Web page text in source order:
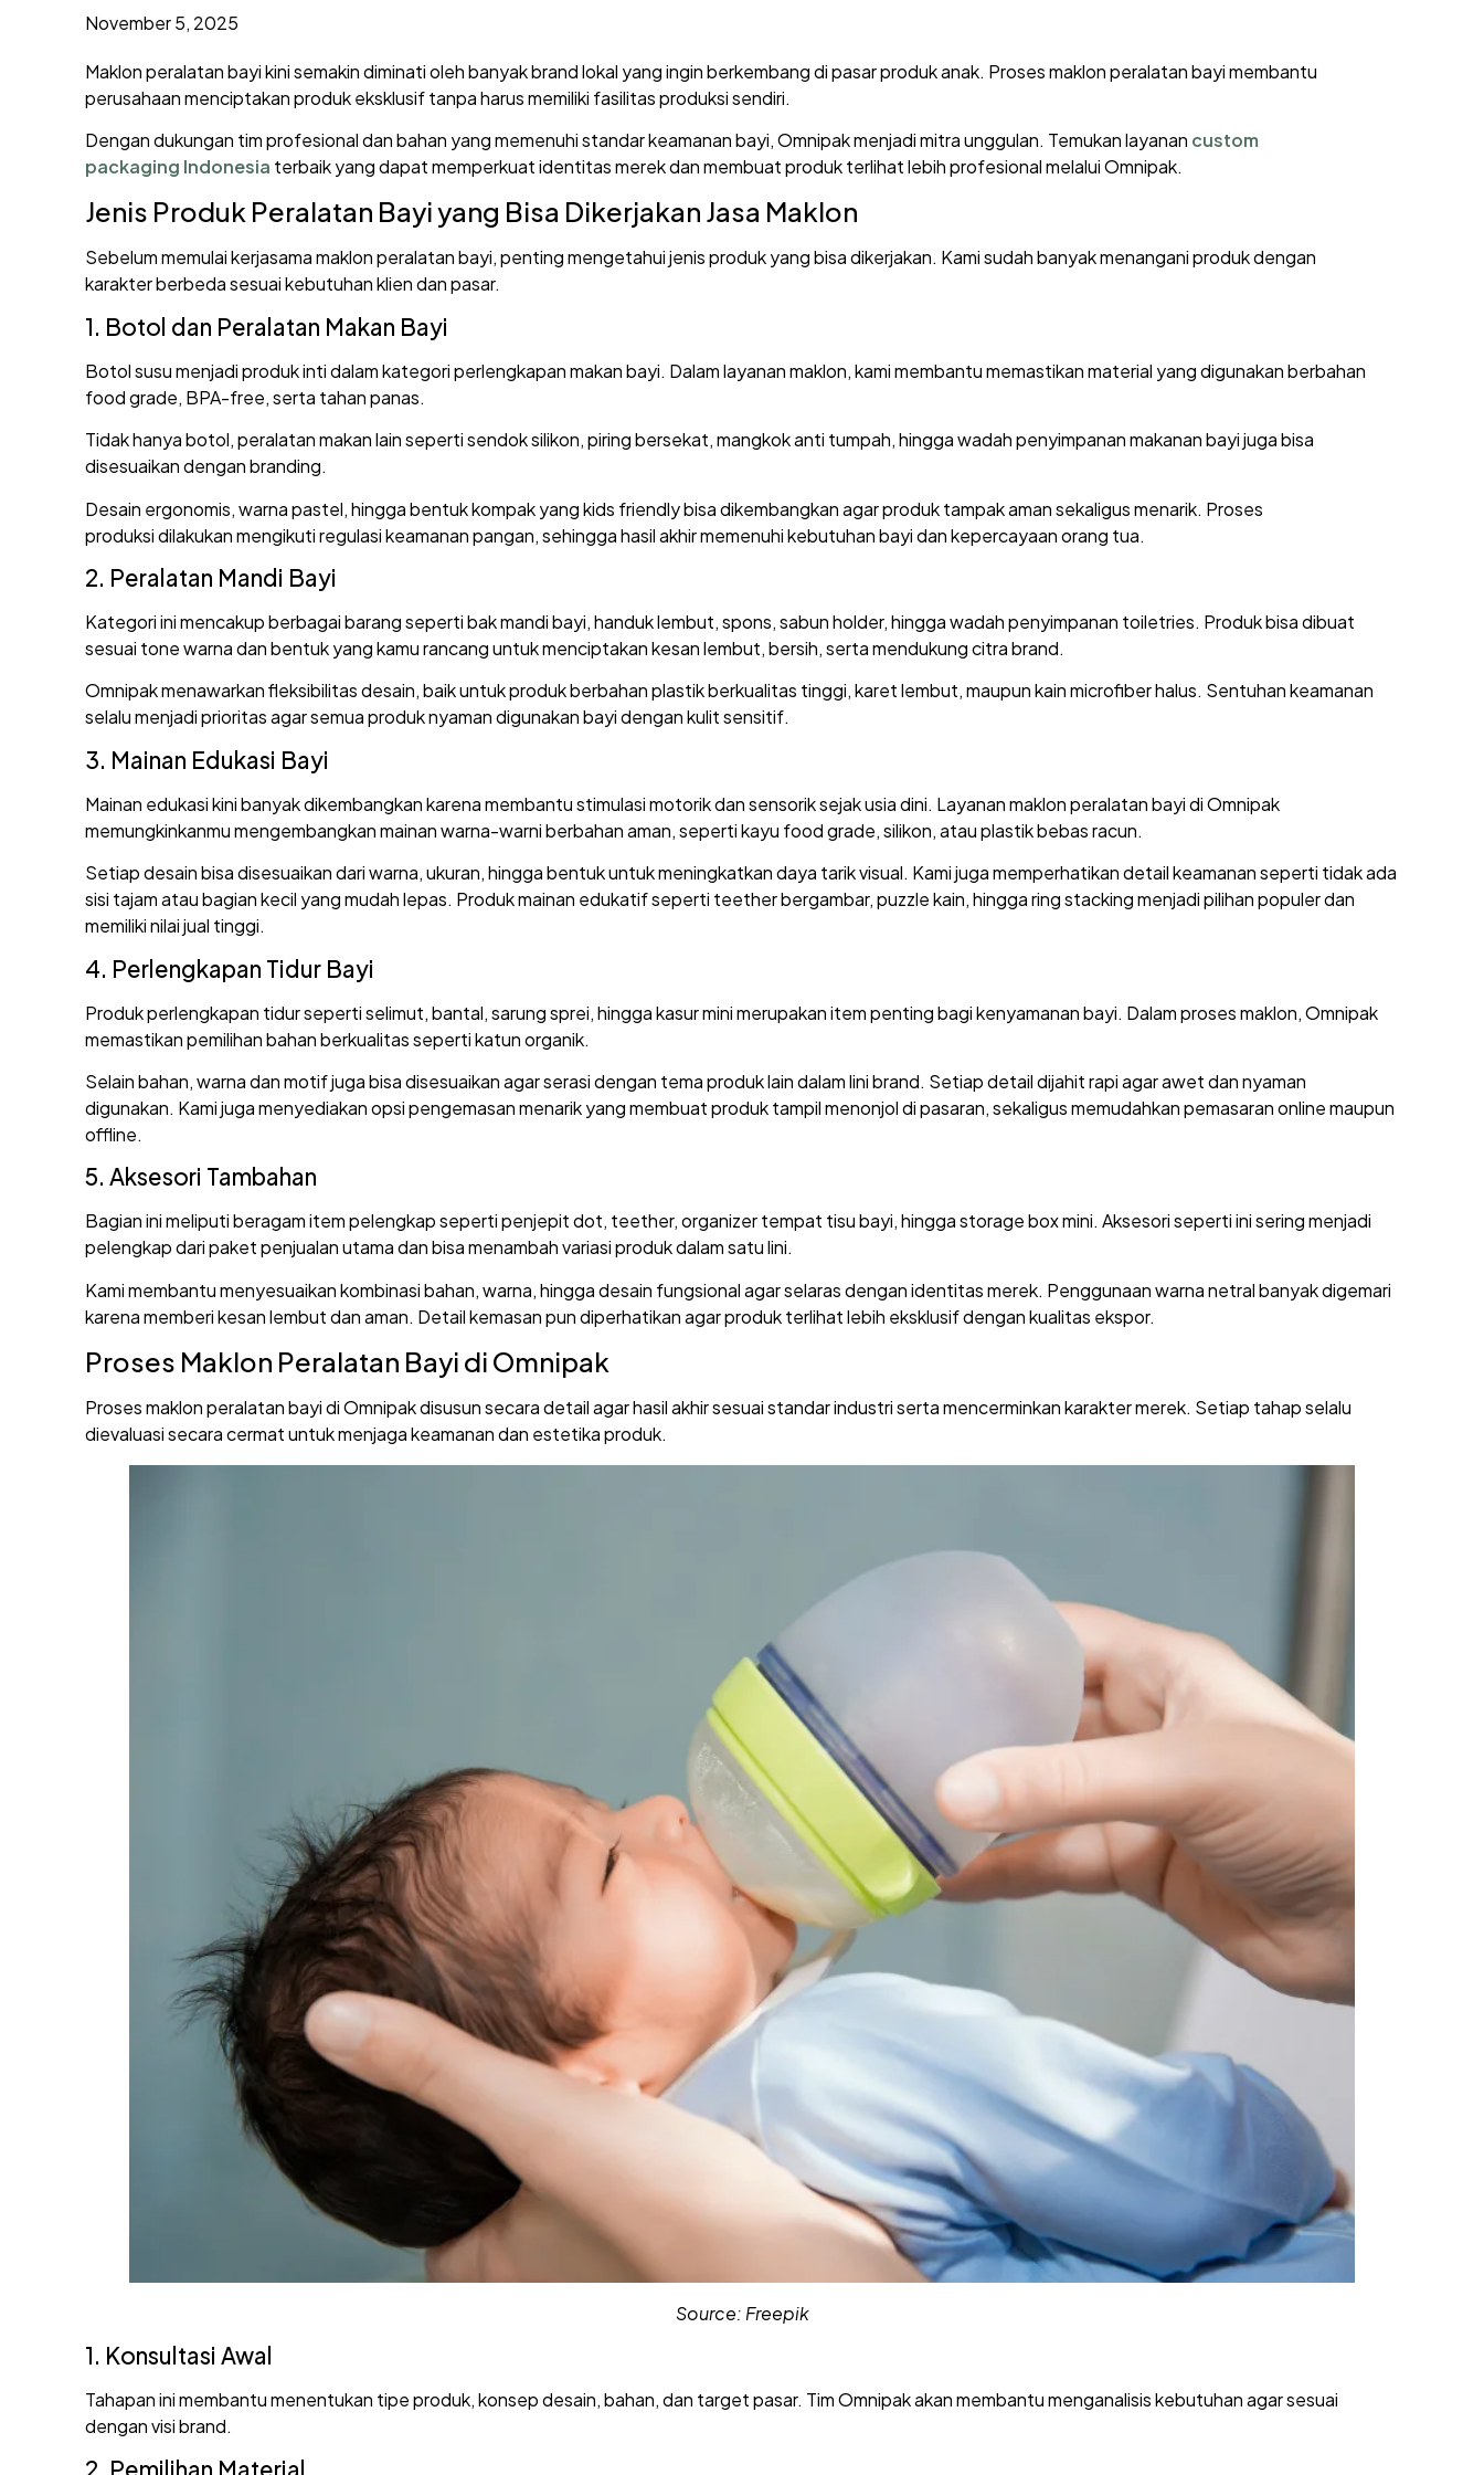
November 5, 2025
Maklon peralatan bayi kini semakin diminati oleh banyak brand lokal yang ingin berkembang di pasar produk anak. Proses maklon peralatan bayi membantu
perusahaan menciptakan produk eksklusif tanpa harus memiliki fasilitas produksi sendiri.
Dengan dukungan tim profesional dan bahan yang memenuhi standar keamanan bayi, Omnipak menjadi mitra unggulan. Temukan layanan custom
packaging Indonesia terbaik yang dapat memperkuat identitas merek dan membuat produk terlihat lebih profesional melalui Omnipak.
Jenis Produk Peralatan Bayi yang Bisa Dikerjakan Jasa Maklon
Sebelum memulai kerjasama maklon peralatan bayi, penting mengetahui jenis produk yang bisa dikerjakan. Kami sudah banyak menangani produk dengan
karakter berbeda sesuai kebutuhan klien dan pasar.
1. Botol dan Peralatan Makan Bayi
Botol susu menjadi produk inti dalam kategori perlengkapan makan bayi. Dalam layanan maklon, kami membantu memastikan material yang digunakan berbahan
food grade, BPA-free, serta tahan panas.
Tidak hanya botol, peralatan makan lain seperti sendok silikon, piring bersekat, mangkok anti tumpah, hingga wadah penyimpanan makanan bayi juga bisa
disesuaikan dengan branding.
Desain ergonomis, warna pastel, hingga bentuk kompak yang kids friendly bisa dikembangkan agar produk tampak aman sekaligus menarik. Proses
produksi dilakukan mengikuti regulasi keamanan pangan, sehingga hasil akhir memenuhi kebutuhan bayi dan kepercayaan orang tua.
2. Peralatan Mandi Bayi
Kategori ini mencakup berbagai barang seperti bak mandi bayi, handuk lembut, spons, sabun holder, hingga wadah penyimpanan toiletries. Produk bisa dibuat
sesuai tone warna dan bentuk yang kamu rancang untuk menciptakan kesan lembut, bersih, serta mendukung citra brand.
Omnipak menawarkan fleksibilitas desain, baik untuk produk berbahan plastik berkualitas tinggi, karet lembut, maupun kain microfiber halus. Sentuhan keamanan
selalu menjadi prioritas agar semua produk nyaman digunakan bayi dengan kulit sensitif.
3. Mainan Edukasi Bayi
Mainan edukasi kini banyak dikembangkan karena membantu stimulasi motorik dan sensorik sejak usia dini. Layanan maklon peralatan bayi di Omnipak
memungkinkanmu mengembangkan mainan warna-warni berbahan aman, seperti kayu food grade, silikon, atau plastik bebas racun.
Setiap desain bisa disesuaikan dari warna, ukuran, hingga bentuk untuk meningkatkan daya tarik visual. Kami juga memperhatikan detail keamanan seperti tidak ada
sisi tajam atau bagian kecil yang mudah lepas. Produk mainan edukatif seperti teether bergambar, puzzle kain, hingga ring stacking menjadi pilihan populer dan
memiliki nilai jual tinggi.
4. Perlengkapan Tidur Bayi
Produk perlengkapan tidur seperti selimut, bantal, sarung sprei, hingga kasur mini merupakan item penting bagi kenyamanan bayi. Dalam proses maklon, Omnipak
memastikan pemilihan bahan berkualitas seperti katun organik.
Selain bahan, warna dan motif juga bisa disesuaikan agar serasi dengan tema produk lain dalam lini brand. Setiap detail dijahit rapi agar awet dan nyaman
digunakan. Kami juga menyediakan opsi pengemasan menarik yang membuat produk tampil menonjol di pasaran, sekaligus memudahkan pemasaran online maupun
offline.
5. Aksesori Tambahan
Bagian ini meliputi beragam item pelengkap seperti penjepit dot, teether, organizer tempat tisu bayi, hingga storage box mini. Aksesori seperti ini sering menjadi
pelengkap dari paket penjualan utama dan bisa menambah variasi produk dalam satu lini.
Kami membantu menyesuaikan kombinasi bahan, warna, hingga desain fungsional agar selaras dengan identitas merek. Penggunaan warna netral banyak digemari
karena memberi kesan lembut dan aman. Detail kemasan pun diperhatikan agar produk terlihat lebih eksklusif dengan kualitas ekspor.
Proses Maklon Peralatan Bayi di Omnipak
Proses maklon peralatan bayi di Omnipak disusun secara detail agar hasil akhir sesuai standar industri serta mencerminkan karakter merek. Setiap tahap selalu
dievaluasi secara cermat untuk menjaga keamanan dan estetika produk.
Source: Freepik
1. Konsultasi Awal
Tahapan ini membantu menentukan tipe produk, konsep desain, bahan, dan target pasar. Tim Omnipak akan membantu menganalisis kebutuhan agar sesuai
dengan visi brand.
2. Pemilihan Material